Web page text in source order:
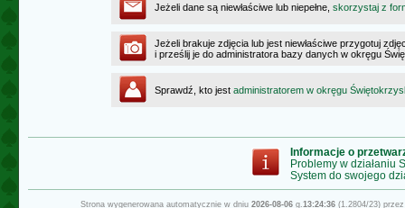
Jeżeli dane są niewłaściwe lub niepełne, skorzystaj z
Jeżeli brakuje zdjęcia lub jest niewłaściwe przygotuj
i prześlij je do administratora bazy danych w okręgu
Sprawdź, kto jest administratorem w okręgu
Informacje o
Problemy w działaniu
System do swojego
Strona wygenerowana automatycznie w dniu 2026-08-06g.13:24:36(1.2804/23)